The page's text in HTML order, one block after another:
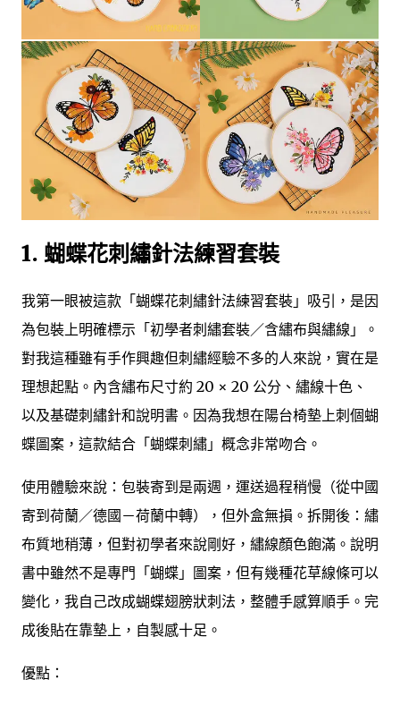
1. 蝴蝶花刺繡針法練習套裝
我第一眼被這款「蝴蝶花刺繡針法練習套裝」吸引，是因
為包裝上明確標示「初學者刺繡套裝／含繡布與繡線」。
對我這種雖有手作興趣但刺繡經驗不多的人來說，實在是
理想起點。內含繡布尺寸約 20 × 20 公分、繡線十色、
以及基礎刺繡針和說明書。因為我想在陽台椅墊上刺個蝴
蝶圖案，這款結合「蝴蝶刺繡」概念非常吻合。
使用體驗來說：包裝寄到是兩週，運送過程稍慢（從中國
寄到荷蘭／德國－荷蘭中轉），但外盒無損。拆開後：繡
布質地稍薄，但對初學者來說剛好，繡線顏色飽滿。說明
書中雖然不是專門「蝴蝶」圖案，但有幾種花草線條可以
變化，我自己改成蝴蝶翅膀狀刺法，整體手感算順手。完
成後貼在靠墊上，自製感十足。
優點：